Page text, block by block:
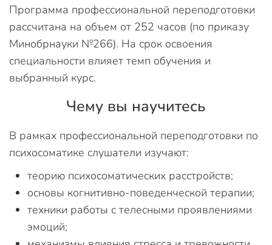
Программа профессиональной переподготовки
рассчитана на объем от 252 часов (по приказу
Минобрнауки №266). На срок освоения
специальности влияет темп обучения и
выбранный курс.
Чему вы научитесь
В рамках профессиональной переподготовки по
психосоматике слушатели изучают:
теорию психосоматических расстройств;
основы когнитивно-поведенческой терапии;
техники работы с телесными проявлениями
эмоций;